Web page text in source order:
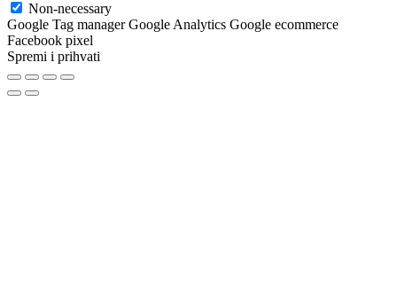
Non-necessary
Google Tag manager Google Analytics Google ecommerce
Facebook pixel
Spremi i prihvati